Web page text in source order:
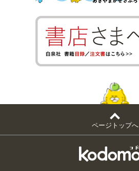
ページトップへ